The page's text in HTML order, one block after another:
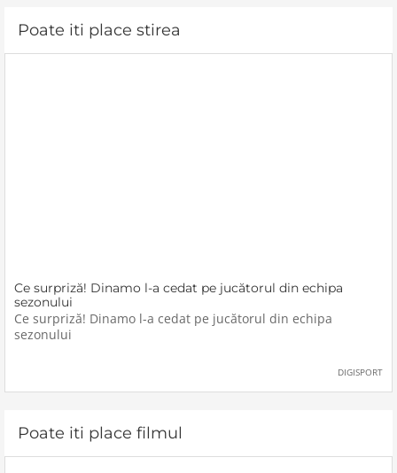
Poate iti place stirea
Ce surpriză! Dinamo l-a cedat pe jucătorul din echipa
sezonului
Ce surpriză! Dinamo l-a cedat pe jucătorul din echipa
sezonului
DIGISPORT
Poate iti place filmul